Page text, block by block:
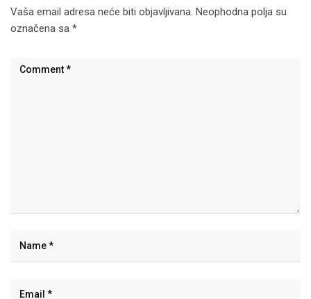
Vaša email adresa neće biti objavljivana. Neophodna polja su
označena sa *